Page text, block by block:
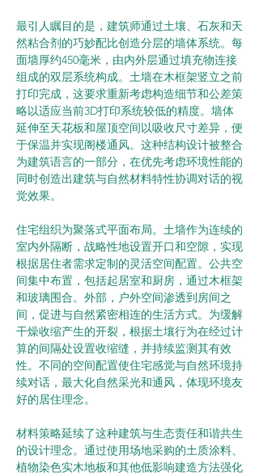
最引人瞩目的是，建筑师通过土壤、石灰和天
然粘合剂的巧妙配比创造分层的墙体系统。每
面墙厚约450毫米，由内外层通过填充物连接
组成的双层系统构成。土墙在木框架竖立之前
打印完成，这要求重新考虑构造细节和公差策
略以适应当前3D打印系统较低的精度。墙体
延伸至天花板和屋顶空间以吸收尺寸差异，便
于保温并实现阁楼通风。这种结构设计被整合
为建筑语言的一部分，在优先考虑环境性能的
同时创造出建筑与自然材料特性协调对话的视
觉效果。
住宅组织为聚落式平面布局。土墙作为连续的
室内外隔断，战略性地设置开口和空隙，实现
根据居住者需求定制的灵活空间配置。公共空
间集中布置，包括起居室和厨房，通过木框架
和玻璃围合。外部，户外空间渗透到房间之
间，促进与自然紧密相连的生活方式。为缓解
干燥收缩产生的开裂，根据土壤行为在经过计
算的间隔处设置收缩缝，并持续监测其有效
性。不同的空间配置使住宅感觉与自然环境持
续对话，最大化自然采光和通风，体现环境友
好的居住理念。
材料策略延续了这种建筑与生态责任和谐共生
的设计理念。通过使用场地采购的土质涂料、
植物染色实木地板和其他低影响建造方法强化